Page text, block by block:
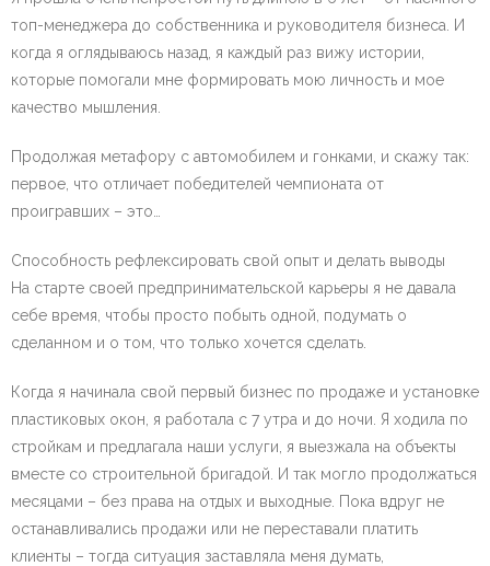
топ-менеджера до собственника и руководителя бизнеса. И
когда я оглядываюсь назад, я каждый раз вижу истории,
которые помогали мне формировать мою личность и мое
качество мышления.
Продолжая метафору с автомобилем и гонками, и скажу так:
первое, что отличает победителей чемпионата от
проигравших – это…
Способность рефлексировать свой опыт и делать выводы
На старте своей предпринимательской карьеры я не давала
себе время, чтобы просто побыть одной, подумать о
сделанном и о том, что только хочется сделать.
Когда я начинала свой первый бизнес по продаже и установке
пластиковых окон, я работала с 7 утра и до ночи. Я ходила по
стройкам и предлагала наши услуги, я выезжала на объекты
вместе со строительной бригадой. И так могло продолжаться
месяцами – без права на отдых и выходные. Пока вдруг не
останавливались продажи или не переставали платить
клиенты – тогда ситуация заставляла меня думать,